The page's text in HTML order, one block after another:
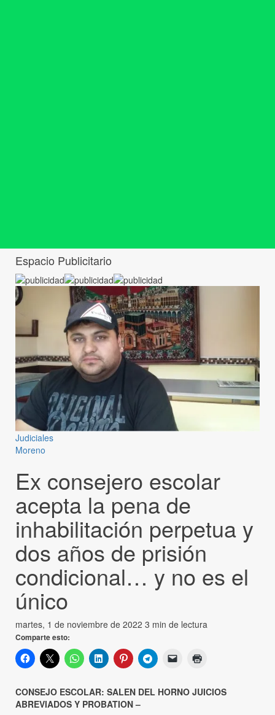
Espacio Publicitario
Judiciales
Moreno
Ex consejero escolar
acepta la pena de
inhabilitación perpetua y
dos años de prisión
condicional… y no es el
único
martes, 1 de noviembre de 2022 3 min de lectura
Comparte esto:
CONSEJO ESCOLAR: SALEN DEL HORNO JUICIOS
ABREVIADOS Y PROBATION –